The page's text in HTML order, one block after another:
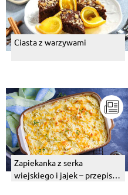
Ciasta z warzywami
Zapiekanka z serka
wiejskiego i jajek – przepis z